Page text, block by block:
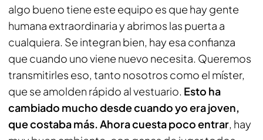
algo bueno tiene este equipo es que hay gente
humana extraordinaria y abrimos las puerta a
cualquiera. Se integran bien, hay esa confianza
que cuando uno viene nuevo necesita. Queremos
transmitirles eso, tanto nosotros como el míster,
que se amolden rápido al vestuario. Esto ha
cambiado mucho desde cuando yo era joven,
que costaba más. Ahora cuesta poco entrar, hay